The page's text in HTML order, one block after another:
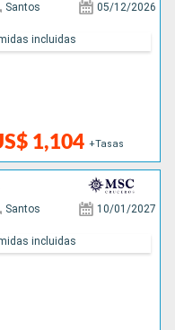
Santos 05/12/2026
1,104 +Tasas
incluidas
Santos 10/01/2027
incluidas